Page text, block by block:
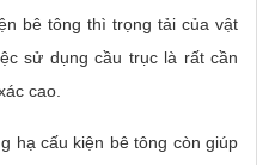
bê tông thì trọng tải của vật
sử dụng cầu trục là rất cần
cao.
hạ cấu kiện bê tông còn giúp